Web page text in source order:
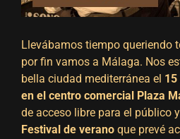
Llevábamos tiempo queriendo
por fin vamos a Málaga. Nos
bella ciudad mediterránea el 15
en el centro comercial Plaza
de acceso libre para el público
Festival de verano que prevé